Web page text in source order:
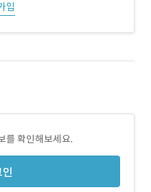
입
를 확인해보세요.